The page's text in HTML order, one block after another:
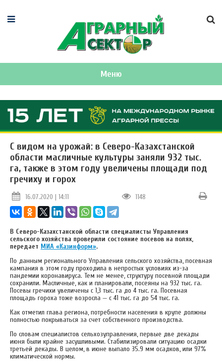
Меню
С видом на урожай: в Северо-Казахстанской
области масличные культуры заняли 932 тыс.
га, также в этом году увеличены площади под
гречиху и горох
16.07.2020 | 14:11 1148
В Северо-Казахстанской области специалисты Управления
сельского хозяйства проверили состояние посевов на полях,
передает МИА «Казинформ».
По данным регионального Управления сельского хозяйства, посевная
кампания в этом году проходила в непростых условиях из-за
пандемии коронавируса. Тем не менее, структуру посевной площади
сохранили. Масличные, как и планировали, посеяны на 932 тыс. га.
Посевы гречихи увеличены с 1,3 тыс. га до 4 тыс. га. Посевная
площадь гороха тоже возросла — с 41 тыс. га до 54 тыс. га.
Как отметил глава региона, потребности населения в крупе должны
полностью покрываться за счет собственного производства.
По словам специалистов сельхозуправления, первые две декады
июня были крайне засушливыми. Стабилизировали ситуацию осадки
третьей декады. В целом, в июне выпало 35.9 мм осадков, или 97%
климатической нормы.